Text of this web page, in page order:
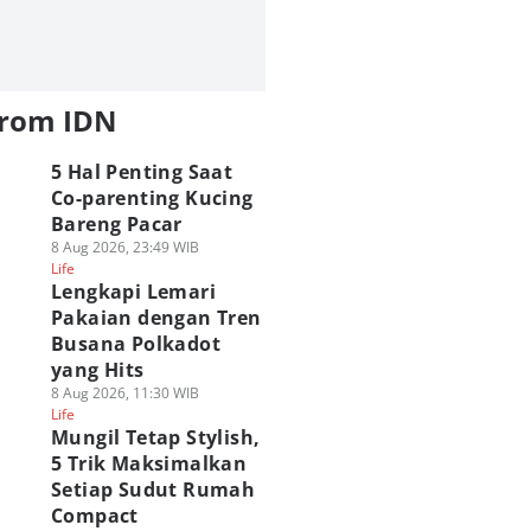
IDN
5 Hal Penting Saat
Co-parenting Kucing
Bareng Pacar
8 Aug 2026, 23:49 WIB
Life
Lengkapi Lemari
Pakaian dengan Tren
Busana Polkadot
yang Hits
8 Aug 2026, 11:30 WIB
Life
Mungil Tetap Stylish,
5 Trik Maksimalkan
Setiap Sudut Rumah
Compact